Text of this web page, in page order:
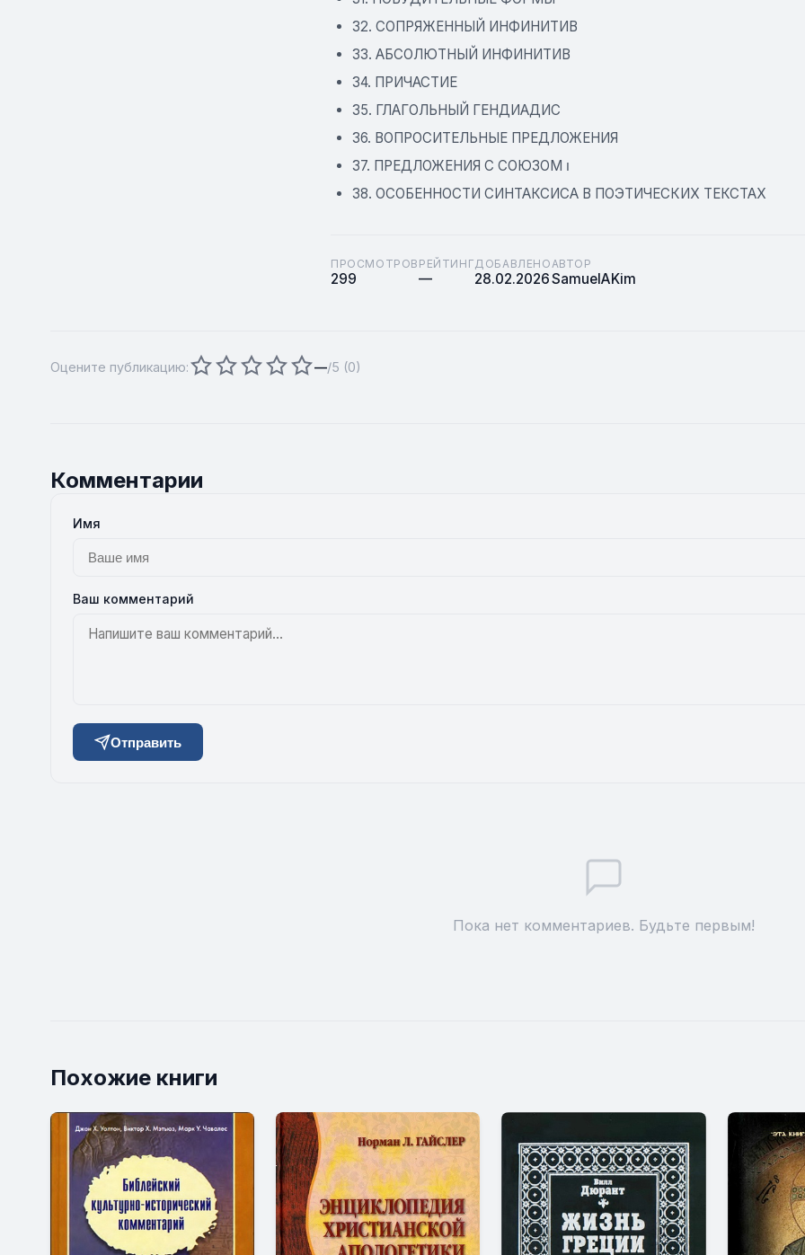
32. СОПРЯЖЕННЫЙ ИНФИНИТИВ
33. АБСОЛЮТНЫЙ ИНФИНИТИВ
34. ПРИЧАСТИЕ
35. ГЛАГОЛЬНЫЙ ГЕНДИАДИС
36. ВОПРОСИТЕЛЬНЫЕ ПРЕДЛОЖЕНИЯ
37. ПРЕДЛОЖЕНИЯ С СОЮЗОМ ו
38. ОСОБЕННОСТИ СИНТАКСИСА В ПОЭТИЧЕСКИХ ТЕКСТАХ
ПРОСМОТРОВ
299
РЕЙТИНГ
—
ДОБАВЛЕНО
28.02.2026
АВТОР
SamuelAKim
Оцените публикацию: —/5 (0)
Комментарии
Имя
Ваш комментарий
Отправить
Пока нет комментариев. Будьте первым!
Похожие книги